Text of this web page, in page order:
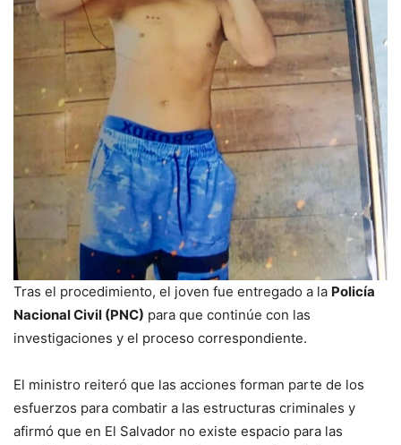
Tras el procedimiento, el joven fue entregado a la Policía
Nacional Civil (PNC) para que continúe con las
investigaciones y el proceso correspondiente.
El ministro reiteró que las acciones forman parte de los
esfuerzos para combatir a las estructuras criminales y
afirmó que en El Salvador no existe espacio para las